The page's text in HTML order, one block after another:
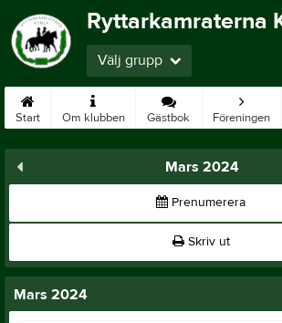
Ryttarkamraterna
Välj grupp
Start Om klubben Gästbok Föreningen
Mars 2024
Prenumerera
Skriv ut
Mars 2024